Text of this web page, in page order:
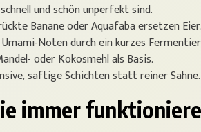
und schön unperfekt sind.
Banane oder Aquafaba ersetzen Eier.
Noten durch ein kurzes
oder Kokosmehl als Basis.
saftige Schichten statt reiner Sahne.
immer